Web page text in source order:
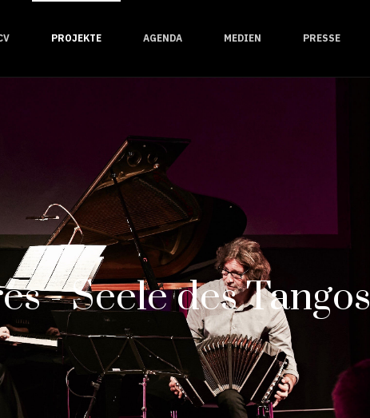
PROJEKTE AGENDA MEDIEN PRESSE
- Seele des Tangos